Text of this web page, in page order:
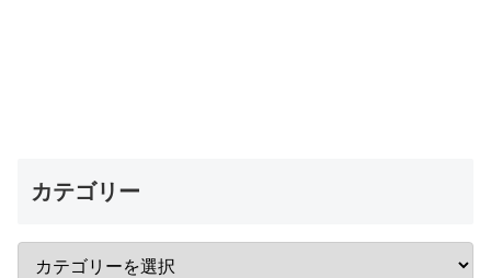
カテゴリー